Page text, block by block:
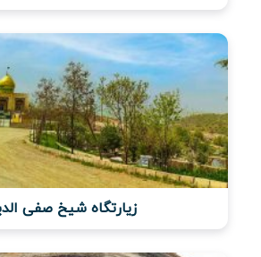
زیارتگاه شیخ صفی